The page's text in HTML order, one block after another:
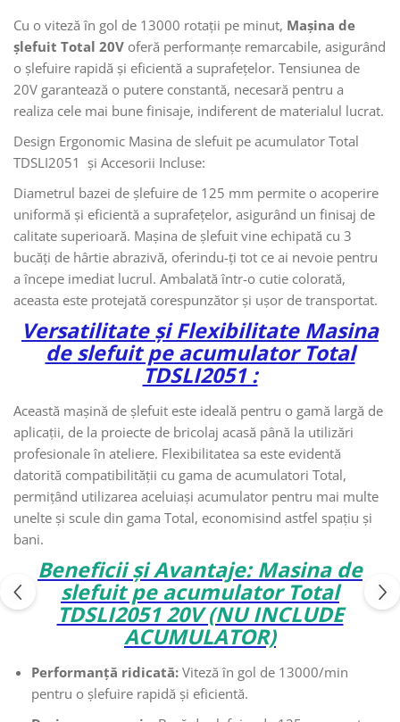
Cu o viteză în gol de 13000 rotații pe minut, Mașina de
șlefuit Total 20V oferă performanțe remarcabile, asigurând
o șlefuire rapidă și eficientă a suprafețelor. Tensiunea de
20V garantează o putere constantă, necesară pentru a
realiza cele mai bune finisaje, indiferent de materialul lucrat.
Design Ergonomic Masina de slefuit pe acumulator Total
TDSLI2051 și Accesorii Incluse:
Diametrul bazei de șlefuire de 125 mm permite o acoperire
uniformă și eficientă a suprafețelor, asigurând un finisaj de
calitate superioară. Mașina de șlefuit vine echipată cu 3
bucăți de hârtie abrazivă, oferindu-ți tot ce ai nevoie pentru
a începe imediat lucrul. Ambalată într-o cutie colorată,
aceasta este protejată corespunzător și ușor de transportat.
Versatilitate și Flexibilitate Masina
de slefuit pe acumulator Total
TDSLI2051 :
Această mașină de șlefuit este ideală pentru o gamă largă de
aplicații, de la proiecte de bricolaj acasă până la utilizări
profesionale în ateliere. Flexibilitatea sa este evidentă
datorită compatibilității cu gama de acumulatori Total,
permițând utilizarea aceluiași acumulator pentru mai multe
unelte și scule din gama Total, economisind astfel spațiu și
bani.
Beneficii și Avantaje: Masina de
slefuit pe acumulator Total
TDSLI2051 20V (NU INCLUDE
ACUMULATOR)
Performanță ridicată: Viteză în gol de 13000/min
pentru o șlefuire rapidă și eficientă.